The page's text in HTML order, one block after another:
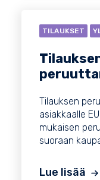
TILAUKSET
Tilauksen
asiakkaalle
mukaisen
suoraan
Lue lisää